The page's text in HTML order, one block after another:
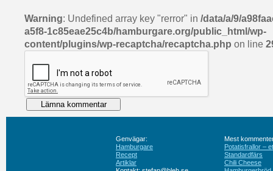
Warning: Undefined array key "rerror" in /data/a/9/
a5f8-1c85eae25c4b/hamburgare.org/public_html/wp-
content/plugins/wp-recaptcha/recaptcha.php on line
Genvägar:
Hamburgare
Recept
Artiklar
Mest
Potatisfrallor –
Standardfärs
Chili Cheese